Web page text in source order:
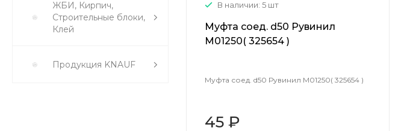
ЖБИ, Кирпич,
Строительные блоки,
Клей
Продукция KNAUF
В наличии: 5 шт
Муфта соед. d50 Рувинил
М01250( 325654 )
Муфта соед. d50 Рувинил М01250( 325654 )
45 ₽